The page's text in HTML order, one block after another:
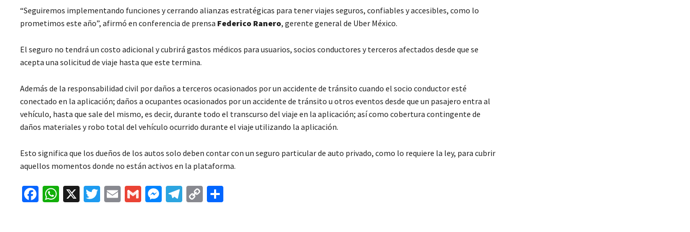
“Seguiremos implementando funciones y cerrando alianzas estratégicas para tener viajes seguros, confiables y accesibles, como lo
prometimos este año”, afirmó en conferencia de prensa Federico Ranero, gerente general de Uber México.
El seguro no tendrá un costo adicional y cubrirá gastos médicos para usuarios, socios conductores y terceros afectados desde que se
acepta una solicitud de viaje hasta que este termina.
Además de la responsabilidad civil por daños a terceros ocasionados por un accidente de tránsito cuando el socio conductor esté
conectado en la aplicación; daños a ocupantes ocasionados por un accidente de tránsito u otros eventos desde que un pasajero entra al
vehículo, hasta que sale del mismo, es decir, durante todo el transcurso del viaje en la aplicación; así como cobertura contingente de
daños materiales y robo total del vehículo ocurrido durante el viaje utilizando la aplicación.
Esto significa que los dueños de los autos solo deben contar con un seguro particular de auto privado, como lo requiere la ley, para cubrir
aquellos momentos donde no están activos en la plataforma.
Fa W X
T
E
G
M Te C